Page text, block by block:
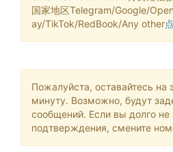
国家地区Telegram/Google/
ay/TikTok/RedBook/Any other
Пожалуйста, оставайтесь на
минуту. Возможно, будут
сообщений. Если вы долго не
подтверждения, смените